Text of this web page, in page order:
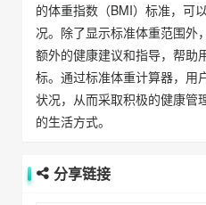
的体重指数（BMI）标准，可
况。除了显示标准体重范围外
额外的健康建议和指导，帮助
标。通过标准体重计算器，用
状况，从而采取积极的健康管
的生活方式。
分享链接